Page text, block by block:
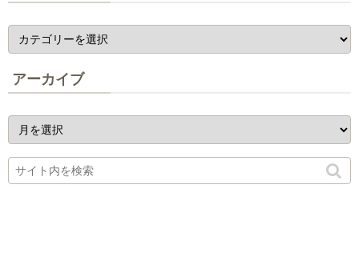
アーカイブ